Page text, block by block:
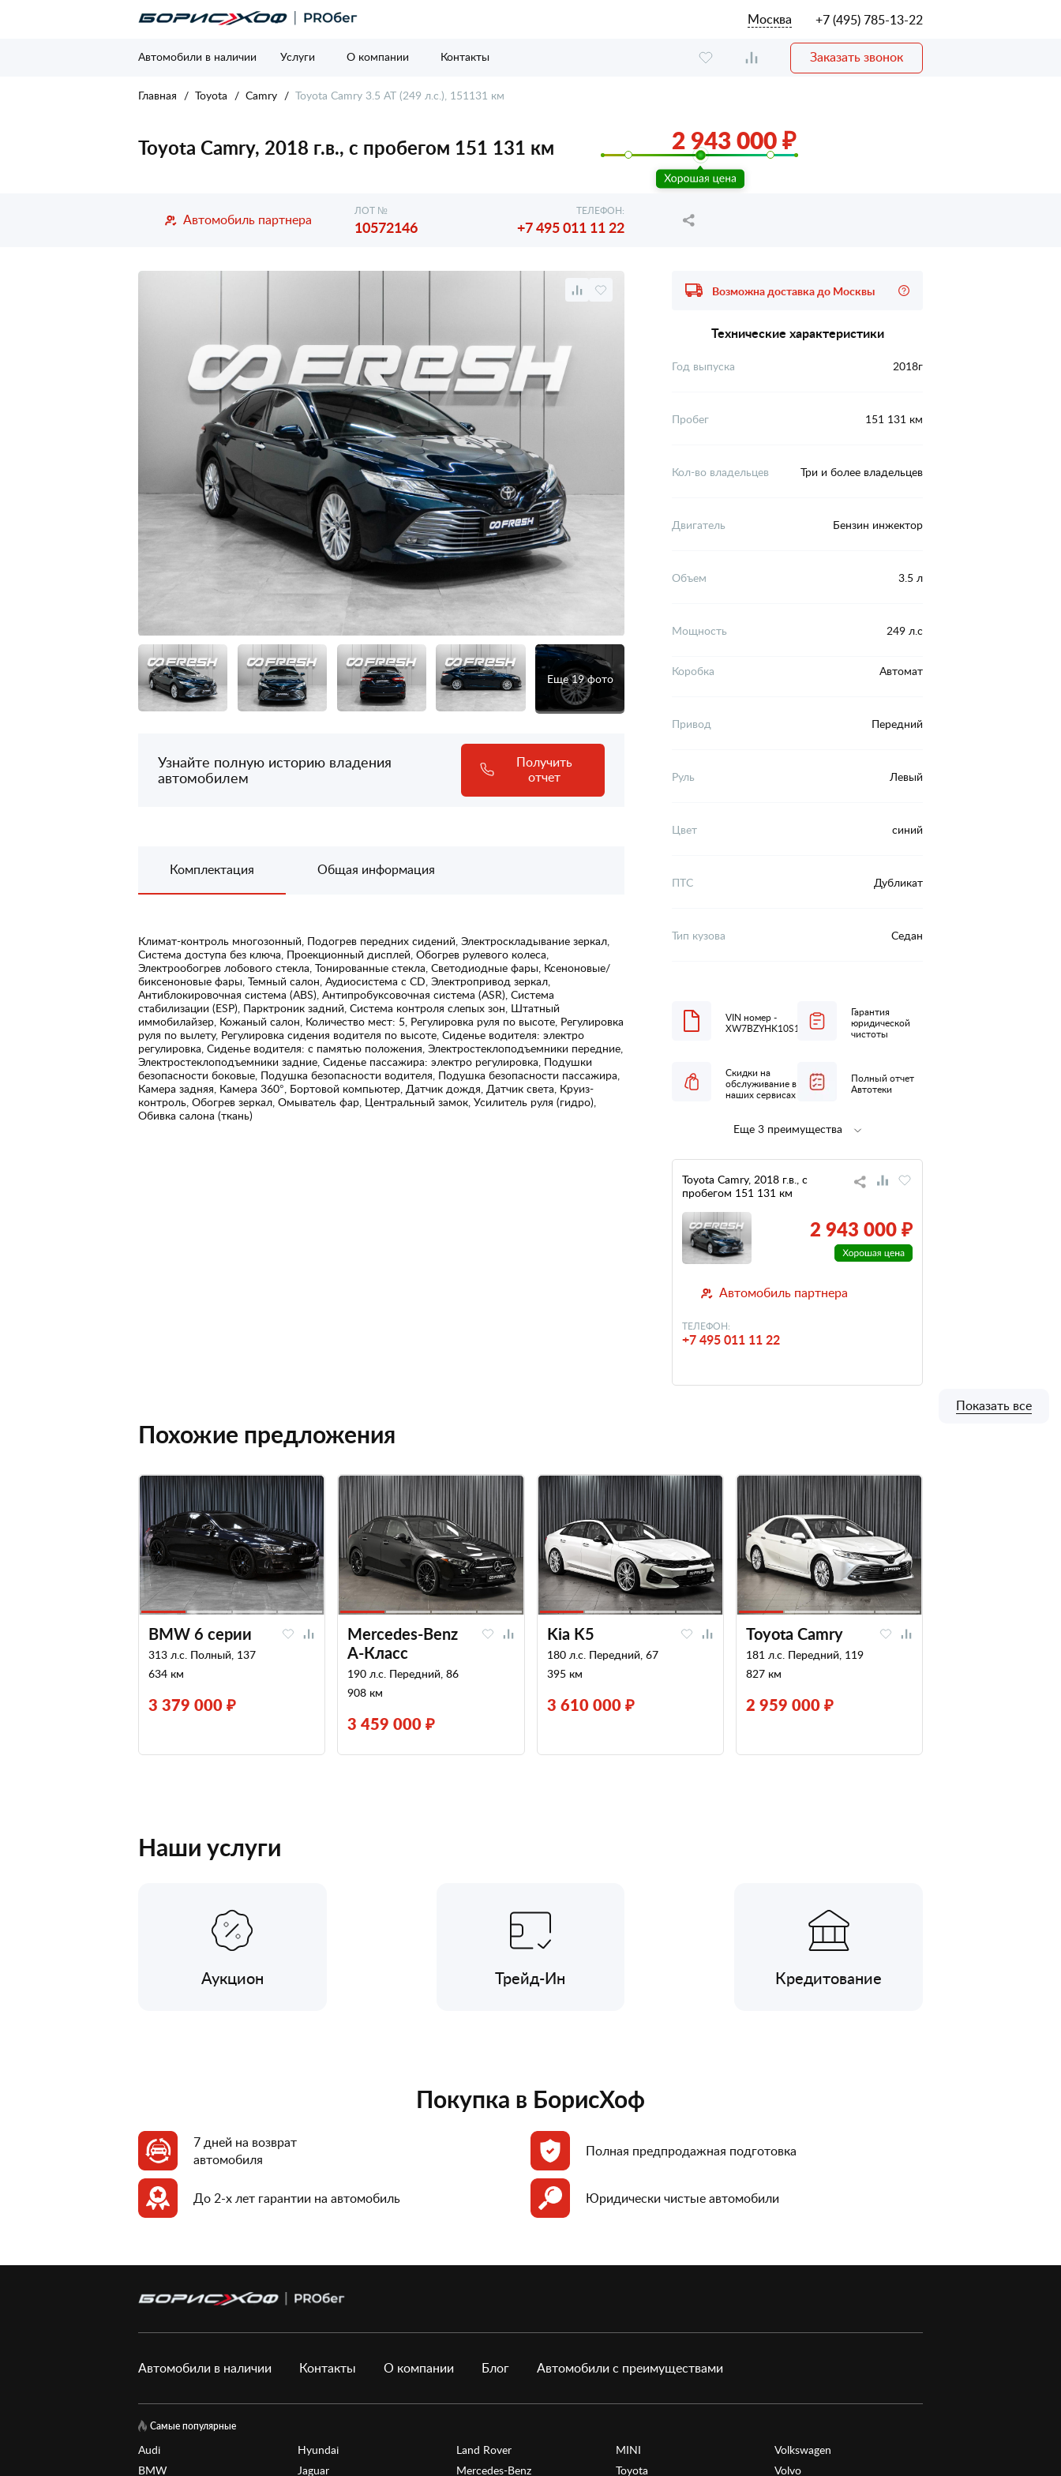
Москва +7 (495) 785-13-22
Автомобили в наличии Услуги О компании Контакты Заказать звонок
Главная Toyota Camry Toyota Camry 3.5 AT (249 л.с.), 151131 км
Toyota Camry, 2018 г.в., с пробегом 151 131 км 2 943 000 ₽
Автомобиль партнера
ЛОТ №
10572146
ТЕЛЕФОН:
+7 495 011 11 22
Еще 19 фото
Узнайте полную историю владения
автомобилем
Получить
отчет
Комплектация Общая информация
Климат-контроль многозонный, Подогрев передних сидений, Электроскладывание зеркал,
Система доступа без ключа, Проекционный дисплей, Обогрев рулевого колеса,
Электрообогрев лобового стекла, Тонированные стекла, Светодиодные фары, Ксеноновые/
биксеноновые фары, Темный салон, Аудиосистема с CD, Электропривод зеркал,
Антиблокировочная система (ABS), Антипробуксовочная система (ASR), Система
стабилизации (ESP), Парктроник задний, Система контроля слепых зон, Штатный
иммобилайзер, Кожаный салон, Количество мест: 5, Регулировка руля по высоте, Регулировка
руля по вылету, Регулировка сидения водителя по высоте, Сиденье водителя: электро
регулировка, Сиденье водителя: с памятью положения, Электростеклоподъемники передние,
Электростеклоподъемники задние, Сиденье пассажира: электро регулировка, Подушки
безопасности боковые, Подушка безопасности водителя, Подушка безопасности пассажира,
Камера задняя, Камера 360°, Бортовой компьютер, Датчик дождя, Датчик света, Круиз-
контроль, Обогрев зеркал, Омыватель фар, Центральный замок, Усилитель руля (гидро),
Обивка салона (ткань)
Возможна доставка до Москвы
Технические характеристики
Год выпуска 2018г
Пробег 151 131 км
Кол-во владельцев Три и более владельцев
Двигатель Бензин инжектор
Объем 3.5 л
Мощность 249 л.с
Коробка Автомат
Привод Передний
Руль Левый
Цвет синий
ПТС Дубликат
Тип кузова Седан
VIN номер -
XW7BZYHK10S102469
Гарантия
юридической
чистоты
Скидки на
обслуживание в
наших сервисах
Полный отчет
Автотеки
Полная
низкий
налог
Еще 3 преимущества
Toyota Camry, 2018 г.в., с
пробегом 151 131 км
2 943 000 ₽
Автомобиль партнера
ТЕЛЕФОН:
+7 495 011 11 22
Похожие предложения
BMW 6 серии
313 л.с. Полный, 137
634 км
3 379 000 ₽
Mercedes-Benz
A-Класс
190 л.с. Передний, 86
908 км
3 459 000 ₽
Kia K5
180 л.с. Передний, 67
395 км
3 610 000 ₽
Toyota Camry
181 л.с. Передний, 119
827 км
2 959 000 ₽
Показать все
Наши услуги
Аукцион Трейд-Ин Кредитование
Покупка в БорисХоф
7 дней на возврат
автомобиля
Полная предпродажная подготовка
До 2-х лет гарантии на автомобиль Юридически чистые автомобили
Автомобили в наличии Контакты О компании Блог Автомобили с преимуществами
Самые популярные
Audi
BMW
Hyundai
Jaguar
Land Rover
Mercedes-Benz
MINI
Toyota
Volkswagen
Volvo